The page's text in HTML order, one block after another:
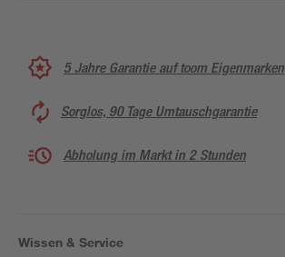
5 Jahre Garantie auf toom Eigenmarken
Sorglos, 90 Tage Umtauschgarantie
Abholung im Markt in 2 Stunden
Wissen & Service